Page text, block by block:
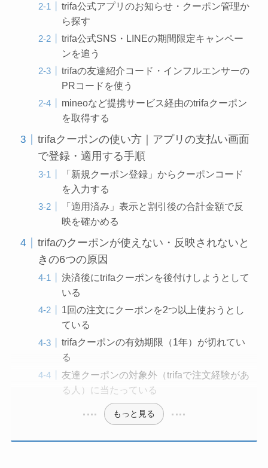
trifa公式アプリのお知らせ・クーポン管理か
ら探す
trifa公式SNS・LINEの期間限定キャンペー
ンを追う
trifaの友達紹介コード・インフルエンサーの
PRコードを使う
mineoなど提携サービス経由のtrifaクーポン
を取得する
trifaクーポンの使い方｜アプリの支払い画面
で登録・適用する手順
「新規クーポン登録」からクーポンコード
を入力する
「適用済み」表示と割引後の合計金額で反
映を確かめる
trifaのクーポンが使えない・反映されないと
きの6つの原因
決済後にtrifaクーポンを後付けしようとして
いる
1回の注文にクーポンを2つ以上使おうとし
ている
trifaクーポンの有効期限（1年）が切れてい
る
友達クーポンの対象外（trifaで注文経験があ
る人）に当たっている
もっと見る